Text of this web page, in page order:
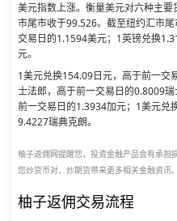
美元指数上涨。衡量美元对六种主
市尾市收于99.526。截至纽约汇市
交易日的1.1594美元；1英镑兑换
元。
1美元兑换154.09日元，高于前一
士法郎，高于前一交易日的0.8009
前一交易日的1.3934加元；1美元兑
9.4227瑞典克朗。
柚子返佣网提醒您，投资金融产品会有承担
您炒货币对、炒期货带来更多相关金融资讯
柚子返佣交易流程